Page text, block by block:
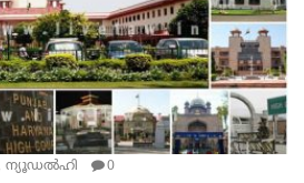
ന്യൂഡല്‍ഹി 0